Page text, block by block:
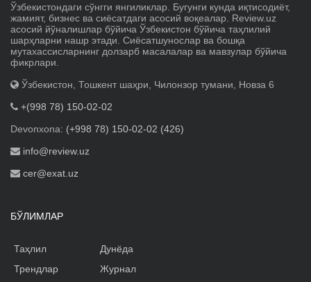
Ўзбекистондаги сўнгги янгиликлар. Бугунги кунда иқтисодиёт,
жамият, бизнес ва сиёсатдаги асосий воқеалар. Review.uz
асосий йўналишлар бўйича Ўзбекистон бўйича таҳлилий
шарҳларни нашр этади. Сиёсатшунослар ва бошқа
мутахассисларнинг долзарб масалалар ва мавзулар бўйича
фикрлари.
Ўзбекистон, Тошкент шаҳри, Чилонзор тумани, Новза 6
+(998 78) 150-02-02
Devonxona: (+998 78) 150-02-02 (426)
info@review.uz
cer@exat.uz
БЎЛИМЛАР
Таҳлил
Трендлар
Дунёда
Журнал